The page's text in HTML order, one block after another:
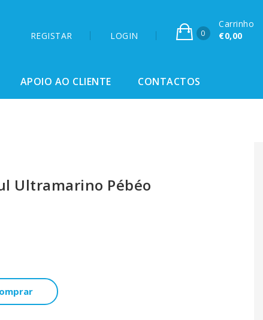
REGISTAR LOGIN 0
Carrinho
€0,00
APOIO AO CLIENTE CONTACTOS
Ultramarino Pébéo